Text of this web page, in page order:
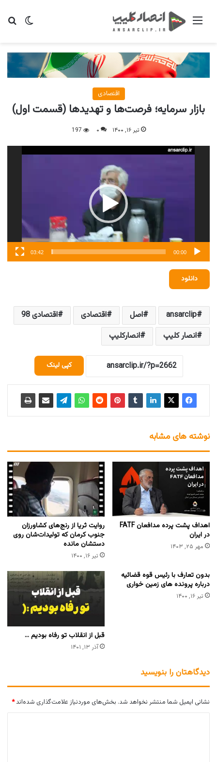
تغییر منو
اقتصادی
بازار سرمایه؛ فرصت‌ها و تهدیدها (قسمت اول)
تیر ۱۶, ۱۴۰۰ ۰ 197
نمایشگر
00:00
03:42
دانلود
ansarclip اصل اقتصادی
اقتصادی 98
انصار کلیپ
انصارکلیپ
کپی لینک
نوشته های مشابه
اهداف پشت پرده مدافعان FATF
در ایران
مهر ۲۵, ۱۴۰۳
روایت ثریا از رنج‌های کشاورزان
جنوب کرمان که تولیدات‌شان روی
دستشان مانده
تیر ۱۶, ۱۴۰۰
بدون تعارف با رئیس قوه قضائیه
درباره پرونده های زمین خواری
تیر ۱۶, ۱۴۰۰
قبل از انقلاب تو رفاه بودیم …
آذر ۱۳, ۱۴۰۱
دیدگاهتان را بنویسید
نشانی ایمیل شما منتشر نخواهد شد. بخش‌های موردنیاز علامت‌گذاری شده‌اند*